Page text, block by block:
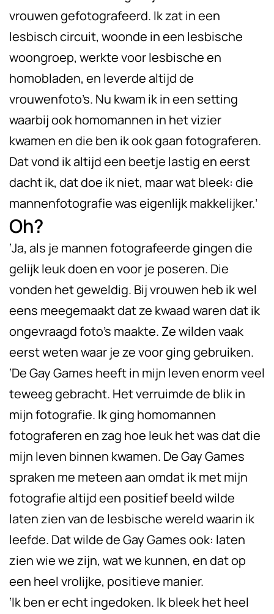
vrouwen gefotografeerd. Ik zat in een
lesbisch circuit, woonde in een lesbische
woongroep, werkte voor lesbische en
homobladen, en leverde altijd de
vrouwenfoto’s. Nu kwam ik in een setting
waarbij ook homomannen in het vizier
kwamen en die ben ik ook gaan fotograferen.
Dat vond ik altijd een beetje lastig en eerst
dacht ik, dat doe ik niet, maar wat bleek: die
mannenfotografie was eigenlijk makkelijker.’
Oh?
‘Ja, als je mannen fotografeerde gingen die
gelijk leuk doen en voor je poseren. Die
vonden het geweldig. Bij vrouwen heb ik wel
eens meegemaakt dat ze kwaad waren dat ik
ongevraagd foto’s maakte. Ze wilden vaak
eerst weten waar je ze voor ging gebruiken.
‘De Gay Games heeft in mijn leven enorm veel
teweeg gebracht. Het verruimde de blik in
mijn fotografie. Ik ging homomannen
fotograferen en zag hoe leuk het was dat die
mijn leven binnen kwamen. De Gay Games
spraken me meteen aan omdat ik met mijn
fotografie altijd een positief beeld wilde
laten zien van de lesbische wereld waarin ik
leefde. Dat wilde de Gay Games ook: laten
zien wie we zijn, wat we kunnen, en dat op
een heel vrolijke, positieve manier.
‘Ik ben er echt ingedoken. Ik bleek het heel